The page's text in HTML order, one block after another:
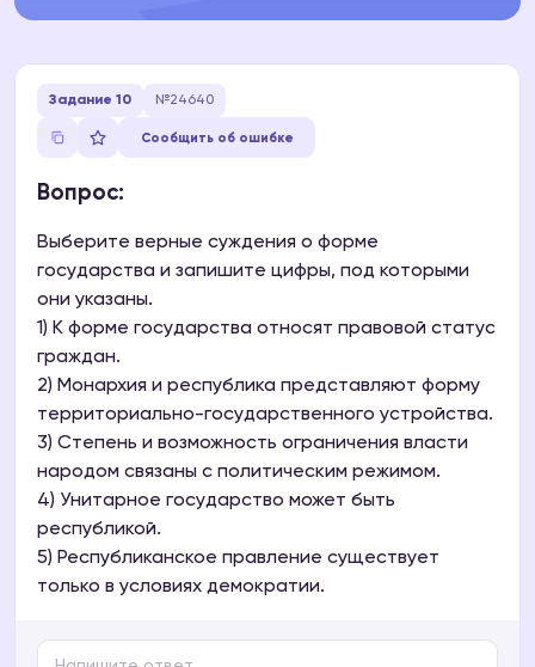
Задание 10 №24640
Сообщить об ошибке
Вопрос:
Выберите верные суждения о форме
государства и запишите цифры, под которыми
они указаны.
1) К форме государства относят правовой статус
граждан.
2) Монархия и республика представляют форму
территориально-государственного устройства.
3) Степень и возможность ограничения власти
народом связаны с политическим режимом.
4) Унитарное государство может быть
республикой.
5) Республиканское правление существует
только в условиях демократии.